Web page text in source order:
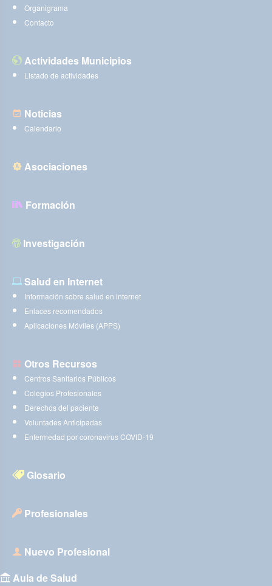
Organigrama
Contacto
Actividades Municipios
Listado de actividades
Noticias
Calendario
Asociaciones
Formación
Investigación
Salud en Internet
Información sobre salud en internet
Enlaces recomendados
Aplicaciones Móviles (APPS)
Otros Recursos
Centros Sanitarios Públicos
Colegios Profesionales
Derechos del paciente
Voluntades Anticipadas
Enfermedad por coronavirus COVID-19
Glosario
Profesionales
Nuevo Profesional
Aula de Salud